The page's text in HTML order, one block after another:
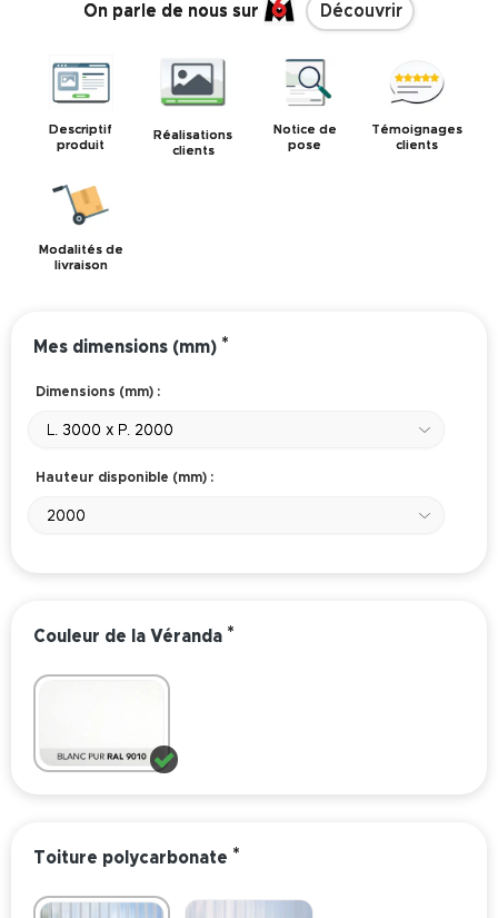
On parle de nous sur Découvrir
Descriptif
produit
Réalisations
clients
Notice de
pose
Témoignages
clients
Modalités de
livraison
Mes dimensions (mm) *
Hauteur disponible (mm) :
2000
Dimensions (mm) :
L. 3000 x P. 2000
Couleur de la Véranda *
Toiture polycarbonate *